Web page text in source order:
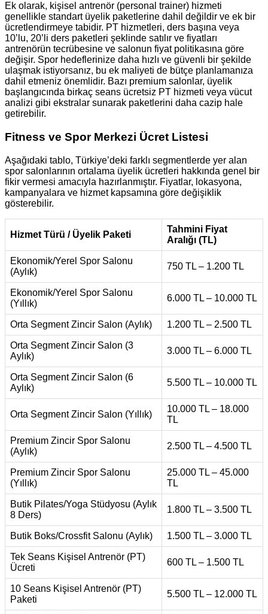
Ek olarak, kişisel antrenör (personal trainer) hizmeti
genellikle standart üyelik paketlerine dahil değildir ve ek bir
ücretlendirmeye tabidir. PT hizmetleri, ders başına veya
10’lu, 20’li ders paketleri şeklinde satılır ve fiyatları
antrenörün tecrübesine ve salonun fiyat politikasına göre
değişir. Spor hedeflerinize daha hızlı ve güvenli bir şekilde
ulaşmak istiyorsanız, bu ek maliyeti de bütçe planlamanıza
dahil etmeniz önemlidir. Bazı premium salonlar, üyelik
başlangıcında birkaç seans ücretsiz PT hizmeti veya vücut
analizi gibi ekstralar sunarak paketlerini daha cazip hale
getirebilir.
Fitness ve Spor Merkezi Ücret Listesi
Aşağıdaki tablo, Türkiye’deki farklı segmentlerde yer alan
spor salonlarının ortalama üyelik ücretleri hakkında genel bir
fikir vermesi amacıyla hazırlanmıştır. Fiyatlar, lokasyona,
kampanyalara ve hizmet kapsamına göre değişiklik
gösterebilir.
Hizmet Türü / Üyelik Paketi
Tahmini Fiyat
Aralığı (TL)
Ekonomik/Yerel Spor Salonu
(Aylık)
750 TL – 1.200 TL
Ekonomik/Yerel Spor Salonu
(Yıllık)
6.000 TL – 10.000 TL
Orta Segment Zincir Salon (Aylık) 1.200 TL – 2.500 TL
Orta Segment Zincir Salon (3
Aylık)
3.000 TL – 6.000 TL
Orta Segment Zincir Salon (6
Aylık)
5.500 TL – 10.000 TL
Orta Segment Zincir Salon (Yıllık)
10.000 TL – 18.000
TL
Premium Zincir Spor Salonu
(Aylık)
2.500 TL – 4.500 TL
Premium Zincir Spor Salonu
(Yıllık)
25.000 TL – 45.000
TL
Butik Pilates/Yoga Stüdyosu (Aylık
8 Ders)
1.800 TL – 3.500 TL
Butik Boks/Crossfit Salonu (Aylık) 1.500 TL – 3.000 TL
Tek Seans Kişisel Antrenör (PT)
Ücreti
600 TL – 1.500 TL
10 Seans Kişisel Antrenör (PT)
Paketi
5.500 TL – 12.000 TL